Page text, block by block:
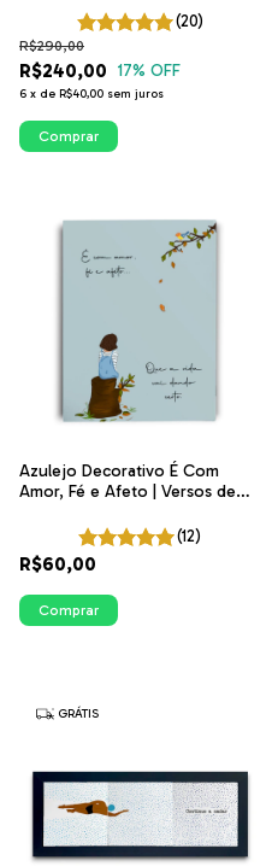
(20)
R$240,00
R$290,00
17% OFF
6 x de R$40,00 sem juros
Comprar
Azulejo Decorativo É Com
Amor, Fé e Afeto | Versos de
(12)
R$60,00
Comprar
GRÁTIS